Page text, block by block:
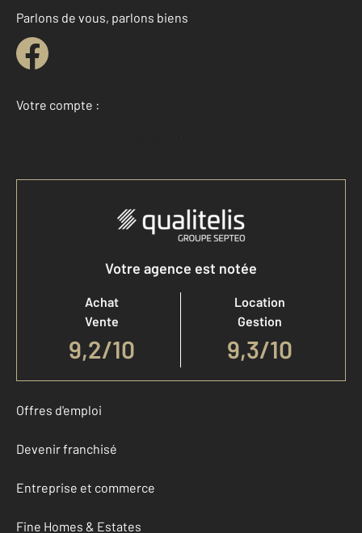
Parlons de vous, parlons biens
Votre compte :
Accéder à mon compte
Votre agence est notée
Achat
Vente
9,2/10
Location
Gestion
9,3/10
Offres d'emploi
Devenir franchisé
Entreprise et commerce
Fine Homes & Estates